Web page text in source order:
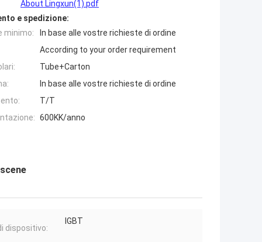
About Lingxun(1).pdf
e spedizione:
minimo:
In base alle vostre richieste di ordine
According to your order requirement
Tube+Carton
In base alle vostre richieste di ordine
T/T
600KK/anno
dispositivo:
IGBT